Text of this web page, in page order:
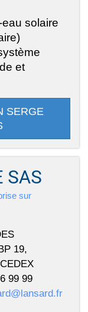
solaire
et
SERGE
SAS
sur
19,
99 99